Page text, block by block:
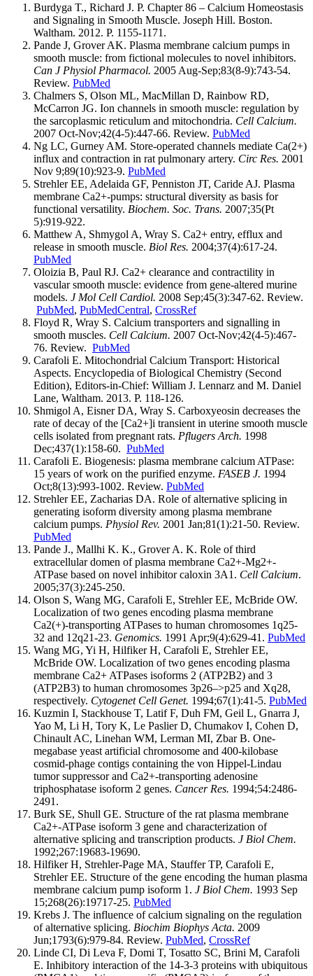
Burdyga T., Richard J. P. Chapter 86 – Calcium Homeostasis
and Signaling in Smooth Muscle. Joseph Hill. Boston.
Waltham. 2012. P. 1155-1171.
Pande J, Grover AK. Plasma membrane calcium pumps in
smooth muscle: from fictional molecules to novel inhibitors.
Can J Physiol Pharmacol. 2005 Aug-Sep;83(8-9):743-54.
Review. PubMed
Chalmers S, Olson ML, MacMillan D, Rainbow RD,
McCarron JG. Ion channels in smooth muscle: regulation by
the sarcoplasmic reticulum and mitochondria. Cell Calcium.
2007 Oct-Nov;42(4-5):447-66. Review. PubMed
Ng LC, Gurney AM. Store-operated channels mediate Ca(2+)
influx and contraction in rat pulmonary artery. Circ Res. 2001
Nov 9;89(10):923-9. PubMed
Strehler EE, Adelaida GF, Penniston JT, Cari­de AJ. Plasma
membrane Ca2+-pumps: structural diversity as basis for
functional versatility. Biochem. Soc. Trans. 2007;35(Pt
5):919-922.
Matthew A, Shmygol A, Wray S. Ca2+ entry, efflux and
release in smooth muscle. Biol Res. 2004;37(4):617-24.
PubMed
Oloizia B, Paul RJ. Ca2+ clearance and contractility in
vascular smooth muscle: evidence from gene-altered murine
models. J Mol Cell Cardiol. 2008 Sep;45(3):347-62. Review.
PubMed, PubMedCentral, CrossRef
Floyd R, Wray S. Calcium transporters and signalling in
smooth muscles. Cell Calcium. 2007 Oct-Nov;42(4-5):467-
76. Review. PubMed
Carafoli E. Mitochondrial Calcium Transport: Historical
Aspects. Encyclopedia of Biological Chemistry (Second
Edition), Editors-in-Chief: William J. Lennarz and M. Daniel
Lane, Waltham. 2013. P. 118-126.
Shmigol A, Eisner DA, Wray S. Carboxyeosin decreases the
rate of decay of the [Ca2+]i transient in uterine smooth muscle
cells isolated from pregnant rats. Pflugers Arch. 1998
Dec;437(1):158-60. PubMed
Carafoli E. Biogenesis: plasma membrane calcium ATPase:
15 years of work on the purified enzyme. FASEB J. 1994
Oct;8(13):993-1002. Review. PubMed
Strehler EE, Zacharias DA. Role of alternative splicing in
generating isoform diversity among plasma membrane
calcium pumps. Physiol Rev. 2001 Jan;81(1):21-50. Review.
PubMed
Pande J., Mallhi K. K., Grover A. K. Role of third
extracellular domen of plasma membrane Ca2+-Mg2+-
ATPase based on novel inhibitor caloxin 3A1. Cell Calcium.
2005;37(3):245-250.
Olson S, Wang MG, Carafoli E, Strehler EE, McBride OW.
Localization of two genes encoding plasma membrane
Ca2(+)-transporting ATPases to human chromosomes 1q25-
32 and 12q21-23. Genomics. 1991 Apr;9(4):629-41. PubMed
Wang MG, Yi H, Hilfiker H, Carafoli E, Strehler EE,
McBride OW. Localization of two genes encoding plasma
membrane Ca2+ ATPases isoforms 2 (ATP2B2) and 3
(ATP2B3) to human chromosomes 3p26–>p25 and Xq28,
respectively. Cytogenet Cell Genet. 1994;67(1):41-5. PubMed
Kuzmin I, Stackhouse T, Latif F, Duh FM, Geil L, Gnarra J,
Yao M, Li H, Tory K, Le Paslier D, Chumakov I, Cohen D,
Chinault AC, Linehan WM, Lerman MI, Zbar B. One-
megabase yeast artificial chromosome and 400-kilobase
cosmid-phage contigs containing the von Hippel-Lindau
tumor suppressor and Ca2+-transporting adenosine
triphosphatase isoform 2 genes. Cancer Res. 1994;54:2486-
2491.
Burk SE, Shull GE. Structure of the rat plasma membrane
Ca2+-ATPase isoform 3 gene and characterization of
alternative splicing and transcription products. J Biol Chem.
1992;267:19683-19690.
Hilfiker H, Strehler-Page MA, Stauffer TP, Carafoli E,
Strehler EE. Structure of the gene encoding the human plasma
membrane calcium pump isoform 1. J Biol Chem. 1993 Sep
15;268(26):19717-25. PubMed
Krebs J. The influence of calcium signaling on the regulation
of alternative splicing. Biochim Biophys Acta. 2009
Jun;1793(6):979-84. Review. PubMed, CrossRef
Linde CI, Di Leva F, Domi T, Tosatto SC, Brini M, Carafoli
E. Inhibitory interaction of the 14-3-3 proteins with ubiquitous